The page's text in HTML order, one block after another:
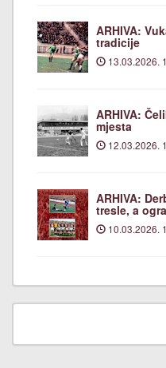
ARHIVA:
tradicije
13.03.2026.
ARHIVA:
mjesta
12.03.2026.
ARHIVA:
tresle, a
10.03.2026.